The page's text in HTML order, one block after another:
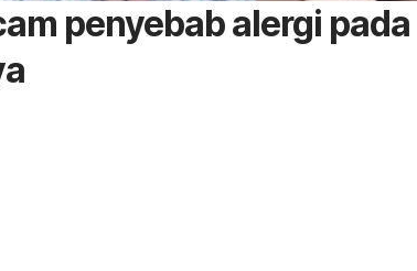
penyebab alergi pada